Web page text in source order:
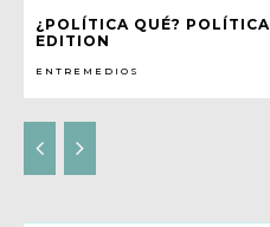
¿POLÍTICA QUÉ?
EDITION
ENTREMEDIOS